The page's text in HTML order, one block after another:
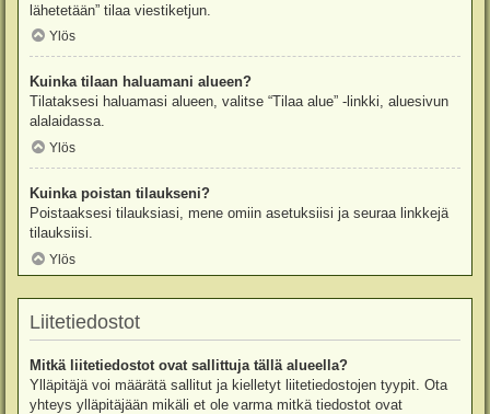
lähetetään” tilaa viestiketjun.
Ylös
Kuinka tilaan haluamani alueen?
Tilataksesi haluamasi alueen, valitse “Tilaa alue” -linkki, aluesivun
alalaidassa.
Ylös
Kuinka poistan tilaukseni?
Poistaaksesi tilauksiasi, mene omiin asetuksiisi ja seuraa linkkejä
tilauksiisi.
Ylös
Liitetiedostot
Mitkä liitetiedostot ovat sallittuja tällä alueella?
Ylläpitäjä voi määrätä sallitut ja kielletyt liitetiedostojen tyypit. Ota
yhteys ylläpitäjään mikäli et ole varma mitkä tiedostot ovat